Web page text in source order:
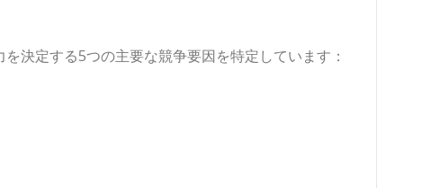
決定する5つの主要な競争要因を特定しています：